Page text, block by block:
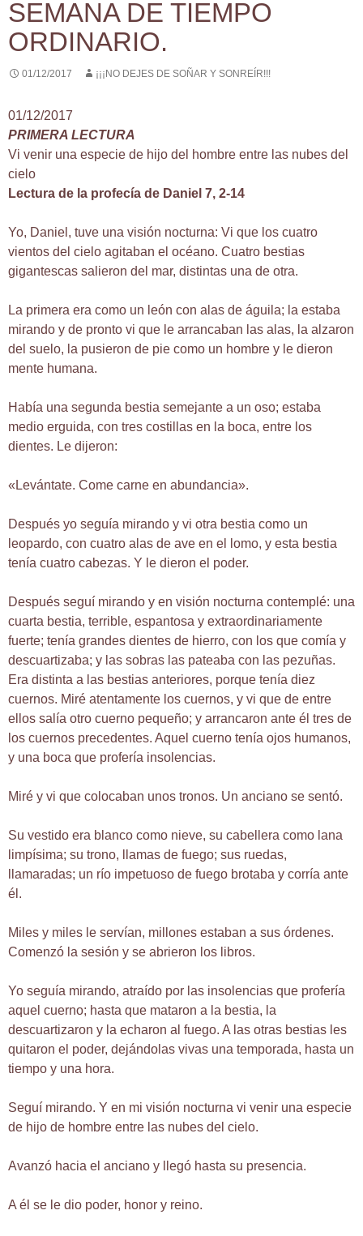
SEMANA DE TIEMPO
ORDINARIO.
01/12/2017 ¡¡¡NO DEJES DE SOÑAR Y SONREÍR!!!
01/12/2017
PRIMERA LECTURA
Vi venir una especie de hijo del hombre entre las nubes del
cielo
Lectura de la profecía de Daniel 7, 2-14
Yo, Daniel, tuve una visión nocturna: Vi que los cuatro
vientos del cielo agitaban el océano. Cuatro bestias
gigantescas salieron del mar, distintas una de otra.
La primera era como un león con alas de águila; la estaba
mirando y de pronto vi que le arrancaban las alas, la alzaron
del suelo, la pusieron de pie como un hombre y le dieron
mente humana.
Había una segunda bestia semejante a un oso; estaba
medio erguida, con tres costillas en la boca, entre los
dientes. Le dijeron:
«Levántate. Come carne en abundancia».
Después yo seguía mirando y vi otra bestia como un
leopardo, con cuatro alas de ave en el lomo, y esta bestia
tenía cuatro cabezas. Y le dieron el poder.
Después seguí mirando y en visión nocturna contemplé: una
cuarta bestia, terrible, espantosa y extraordinariamente
fuerte; tenía grandes dientes de hierro, con los que comía y
descuartizaba; y las sobras las pateaba con las pezuñas.
Era distinta a las bestias anteriores, porque tenía diez
cuernos. Miré atentamente los cuernos, y vi que de entre
ellos salía otro cuerno pequeño; y arrancaron ante él tres de
los cuernos precedentes. Aquel cuerno tenía ojos humanos,
y una boca que profería insolencias.
Miré y vi que colocaban unos tronos. Un anciano se sentó.
Su vestido era blanco como nieve, su cabellera como lana
limpísima; su trono, llamas de fuego; sus ruedas,
llamaradas; un río impetuoso de fuego brotaba y corría ante
él.
Miles y miles le servían, millones estaban a sus órdenes.
Comenzó la sesión y se abrieron los libros.
Yo seguía mirando, atraído por las insolencias que profería
aquel cuerno; hasta que mataron a la bestia, la
descuartizaron y la echaron al fuego. A las otras bestias les
quitaron el poder, dejándolas vivas una temporada, hasta un
tiempo y una hora.
Seguí mirando. Y en mi visión nocturna vi venir una especie
de hijo de hombre entre las nubes del cielo.
Avanzó hacia el anciano y llegó hasta su presencia.
A él se le dio poder, honor y reino.